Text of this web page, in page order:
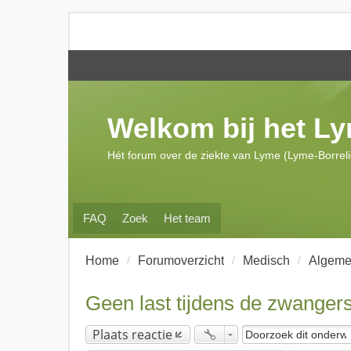
FAQ Zoek Het team
Welkom bij het
Hét forum over de ziekte van Lyme (Lyme-
Home Forumoverzicht Medisch
Geen last tijdens de
Plaats reactie